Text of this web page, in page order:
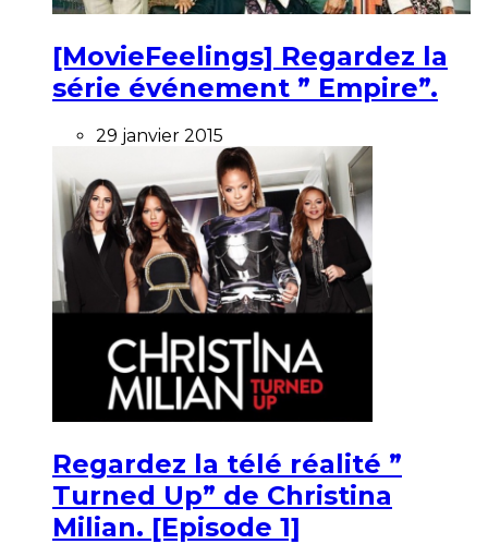
[MovieFeelings] Regardez la
série événement ” Empire”.
29 janvier 2015
Regardez la télé réalité ”
Turned Up” de Christina
Milian. [Episode 1]